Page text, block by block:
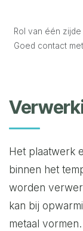
Rol van één
Goed contact
Het plaatwerk
binnen het
worden
kan bij
metaal